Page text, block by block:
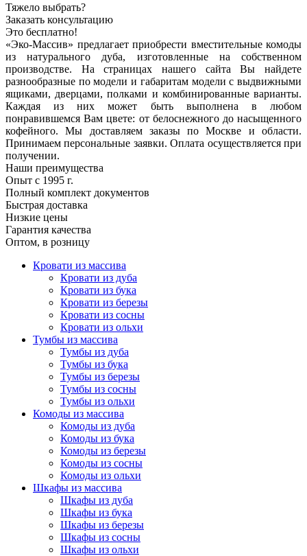
Тяжело выбрать?
Заказать консультацию
Это бесплатно!
«Эко-Массив» предлагает приобрести вместительные комоды
из натурального дуба, изготовленные на собственном
производстве. На страницах нашего сайта Вы найдете
разнообразные по модели и габаритам модели с выдвижными
ящиками, дверцами, полками и комбинированные варианты.
Каждая из них может быть выполнена в любом
понравившемся Вам цвете: от белоснежного до насыщенного
кофейного. Мы доставляем заказы по Москве и области.
Принимаем персональные заявки. Оплата осуществляется при
получении.
Наши преимущества
Опыт с 1995 г.
Полный комплект документов
Быстрая доставка
Низкие цены
Гарантия качества
Оптом, в розницу
Кровати из массива
Кровати из дуба
Кровати из бука
Кровати из березы
Кровати из сосны
Кровати из ольхи
Тумбы из массива
Тумбы из дуба
Тумбы из бука
Тумбы из березы
Тумбы из сосны
Тумбы из ольхи
Комоды из массива
Комоды из дуба
Комоды из бука
Комоды из березы
Комоды из сосны
Комоды из ольхи
Шкафы из массива
Шкафы из дуба
Шкафы из бука
Шкафы из березы
Шкафы из сосны
Шкафы из ольхи